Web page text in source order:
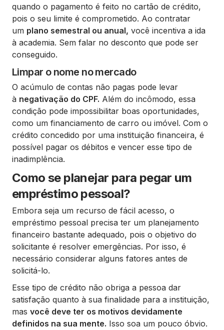
quando o pagamento é feito no cartão de crédito,
pois o seu limite é comprometido. Ao contratar
um plano semestral ou anual, você incentiva a ida
à academia. Sem falar no desconto que pode ser
conseguido.
Limpar o nome no mercado
O acúmulo de contas não pagas pode levar
à negativação do CPF. Além do incômodo, essa
condição pode impossibilitar boas oportunidades,
como um financiamento de carro ou imóvel. Com o
crédito concedido por uma instituição financeira, é
possível pagar os débitos e vencer esse tipo de
inadimplência.
Como se planejar para pegar um
empréstimo pessoal?
Embora seja um recurso de fácil acesso, o
empréstimo pessoal precisa ter um planejamento
financeiro bastante adequado, pois o objetivo do
solicitante é resolver emergências. Por isso, é
necessário considerar alguns fatores antes de
solicitá-lo.
Esse tipo de crédito não obriga a pessoa dar
satisfação quanto à sua finalidade para a instituição,
mas você deve ter os motivos devidamente
definidos na sua mente. Isso soa um pouco óbvio.